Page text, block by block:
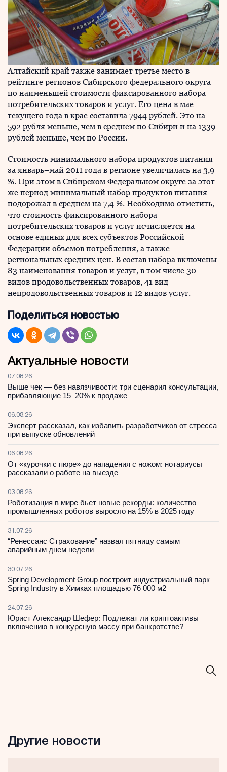
Алтайский край также занимает третье место в
рейтинге регионов Сибирского федерального округа
по наименьшей стоимости фиксированного набора
потребительских товаров и услуг. Его цена в мае
текущего года в крае составила 7944 рублей. Это на
592 рубля меньше, чем в среднем по Сибири и на 1339
рублей меньше, чем по России.
Стоимость минимального набора продуктов питания
за январь–май 2011 года в регионе увеличилась на 3,9
%. При этом в Сибирском Федеральном округе за этот
же период минимальный набор продуктов питания
подорожал в среднем на 7,4 %. Необходимо отметить,
что стоимость фиксированного набора
потребительских товаров и услуг исчисляется на
основе единых для всех субъектов Российской
Федерации объемов потребления, а также
региональных средних цен. В состав набора включены
83 наименования товаров и услуг, в том числе 30
видов продовольственных товаров, 41 вид
непродовольственных товаров и 12 видов услуг.
Поделиться новостью
Актуальные новости
07.08.26
Выше чек — без навязчивости: три сценария консультации,
прибавляющие 15–20% к продаже
06.08.26
Эксперт рассказал, как избавить разработчиков от стресса
при выпуске обновлений
06.08.26
От «курочки с пюре» до нападения с ножом: нотариусы
рассказали о работе на выезде
03.08.26
Роботизация в мире бьет новые рекорды: количество
промышленных роботов выросло на 15% в 2025 году
31.07.26
“Ренессанс Страхование” назвал пятницу самым
аварийным днем недели
30.07.26
Spring Development Group построит индустриальный парк
Spring Industry в Химках площадью 76 000 м2
24.07.26
Юрист Александр Шефер: Подлежат ли криптоактивы
включению в конкурсную массу при банкротстве?
Другие новости